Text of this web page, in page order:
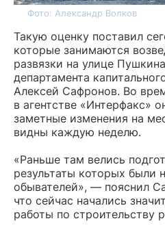
Фото: Александр Волков
Такую оценку поставил
которые занимаются
развязки на улице
департамента
Алексей Сафронов. Во
в агентстве «Интерфакс»
заметные изменения на
видны каждую неделю.
«Раньше там велись
результаты которых были
обывателей», — пояснил
что сейчас начались
работы по строительству